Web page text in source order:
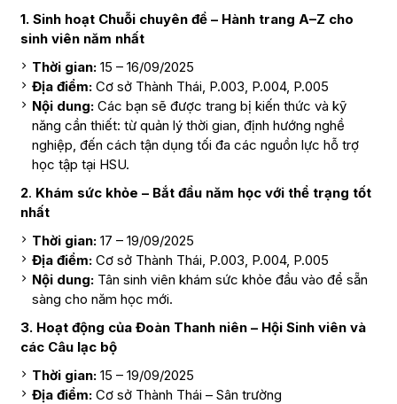
1. Sinh hoạt Chuỗi chuyên đề – Hành trang A–Z cho
sinh viên năm nhất
Thời gian:15 – 16/09/2025
Địa điểm:Cơ sở Thành Thái, P.003, P.004, P.005
Nội dung:Các bạn sẽ được trang bị kiến thức và kỹ
năng cần thiết: từ quản lý thời gian, định hướng nghề
nghiệp, đến cách tận dụng tối đa các nguồn lực hỗ trợ
học tập tại HSU.
2. Khám sức khỏe – Bắt đầu năm học với thể trạng tốt
nhất
Thời gian:17 – 19/09/2025
Địa điểm:Cơ sở Thành Thái, P.003, P.004, P.005
Nội dung:Tân sinh viên khám sức khỏe đầu vào để sẵn
sàng cho năm học mới.
3. Hoạt động của Đoàn Thanh niên – Hội Sinh viên và
các Câu lạc bộ
Thời gian:15 – 19/09/2025
Địa điểm:Cơ sở Thành Thái – Sân trường